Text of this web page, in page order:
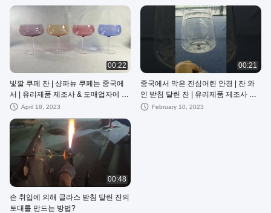
00:22
빛깔 쿠페 잔 | 샹파뉴 쿠페는 중국에
서 | 유리제품 제조사 & 도매업자에 유
리를 끼웁니다
April 18, 2023
00:21
중국에서 막은 진심어린 안경 | 잔 와
인 받침 달린 잔 | 유리제품 제조사 &
도매업자
February 10, 2023
00:48
손 취입에 의해 글라스 받침 달린 잔의
토대를 만드는 방법?